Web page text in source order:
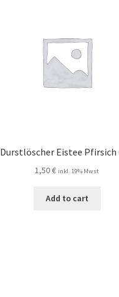
Durstlöscher Eistee Pfirsich
1,50€ inkl. 19% Mwst
Add to cart